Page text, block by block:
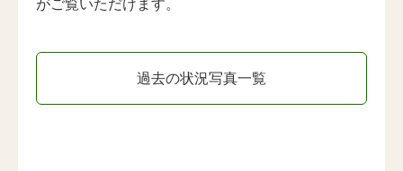
がご覧いただけます。
過去の状況写真一覧